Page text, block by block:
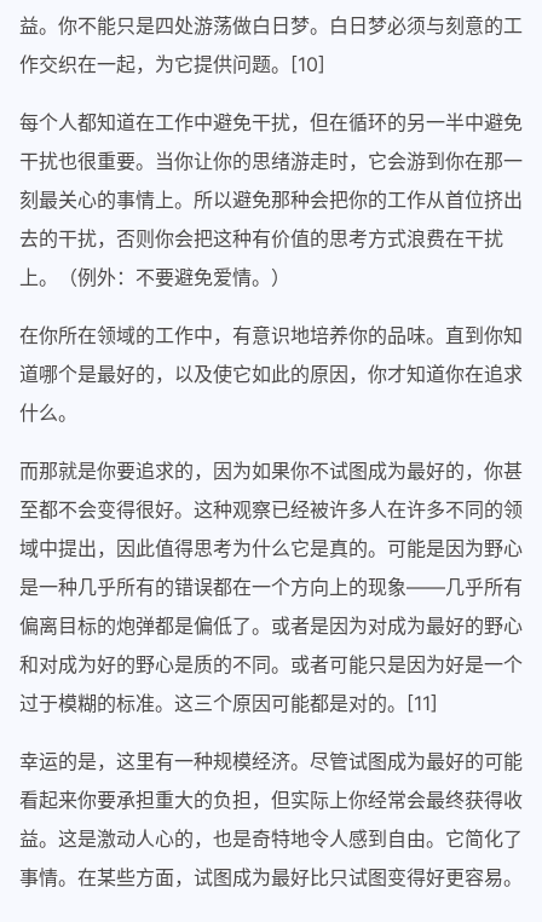
益。你不能只是四处游荡做白日梦。白日梦必须与刻意的工
作交织在一起，为它提供问题。[10]
每个人都知道在工作中避免干扰，但在循环的另一半中避免
干扰也很重要。当你让你的思绪游走时，它会游到你在那一
刻最关心的事情上。所以避免那种会把你的工作从首位挤出
去的干扰，否则你会把这种有价值的思考方式浪费在干扰
上。（例外：不要避免爱情。）
在你所在领域的工作中，有意识地培养你的品味。直到你知
道哪个是最好的，以及使它如此的原因，你才知道你在追求
什么。
而那就是你要追求的，因为如果你不试图成为最好的，你甚
至都不会变得很好。这种观察已经被许多人在许多不同的领
域中提出，因此值得思考为什么它是真的。可能是因为野心
是一种几乎所有的错误都在一个方向上的现象——几乎所有
偏离目标的炮弹都是偏低了。或者是因为对成为最好的野心
和对成为好的野心是质的不同。或者可能只是因为好是一个
过于模糊的标准。这三个原因可能都是对的。[11]
幸运的是，这里有一种规模经济。尽管试图成为最好的可能
看起来你要承担重大的负担，但实际上你经常会最终获得收
益。这是激动人心的，也是奇特地令人感到自由。它简化了
事情。在某些方面，试图成为最好比只试图变得好更容易。